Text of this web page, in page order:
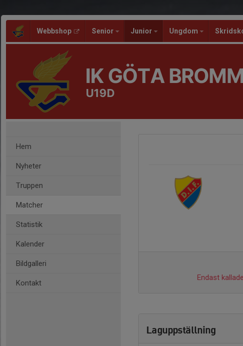
Webbshop Senior Junior Ungdom
IK GÖTA
U19D
Hem
Nyheter
Truppen
Matcher
Statistik
Kalender
Bildgalleri
Kontakt
Endast
Laguppställning